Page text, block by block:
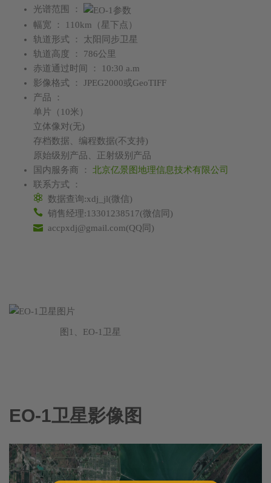
光谱范围 ：
幅宽 ： 110km（星下点）
轨道形式 ： 太阳同步卫星
轨道高度 ： 786公里
赤道通过时间 ： 10:30 a.m
影像格式 ： JPEG2000或GeoTIFF
产品 ：
单片（10米）
立体像对(无)
存档数据、编程数据(不支持)
原始级别产品、正射级别产品
国内服务商 ： 北京亿景图地理信息技术有限公司
联系方式 ：
数据查询:xdj_jl(微信)
销售经理:13301238517(微信同)
accpxdj@gmail.com(QQ同)
图1、EO-1卫星
EO-1卫星影像图